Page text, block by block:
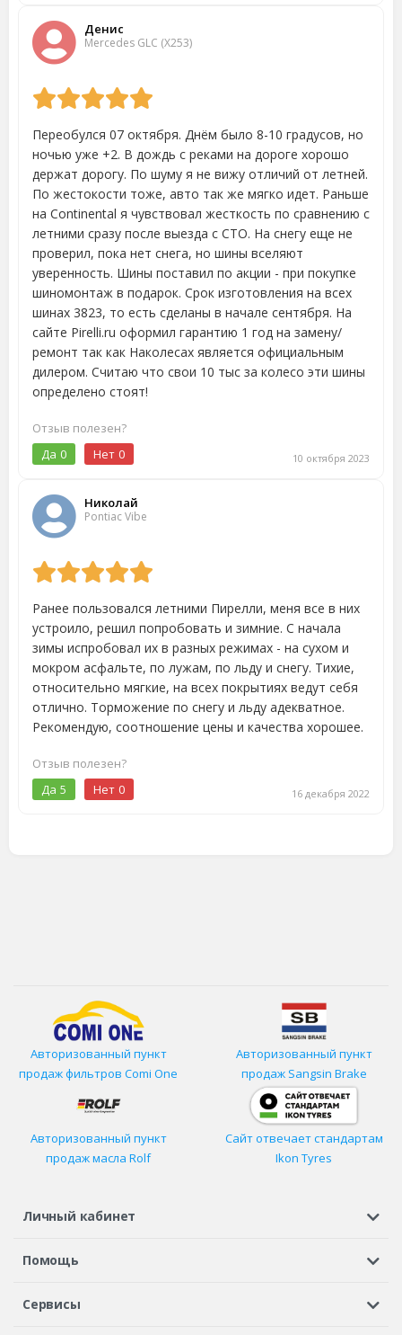
Денис
Mercedes GLC (X253)
10 октября 2023
Переобулся 07 октября. Днём было 8-10 градусов, но
ночью уже +2. В дождь с реками на дороге хорошо
держат дорогу. По шуму я не вижу отличий от летней.
По жестокости тоже, авто так же мягко идет. Раньше
на Continental я чувствовал жесткость по сравнению с
летними сразу после выезда с СТО. На снегу еще не
проверил, пока нет снега, но шины вселяют
уверенность. Шины поставил по акции - при покупке
шиномонтаж в подарок. Срок изготовления на всех
шинах 3823, то есть сделаны в начале сентября. На
сайте Pirelli.ru оформил гарантию 1 год на замену/
ремонт так как Наколесах является официальным
дилером. Считаю что свои 10 тыс за колесо эти шины
определено стоят!
Отзыв полезен?
Да 0 Нет 0
Николай
Pontiac Vibe
16 декабря 2022
Ранее пользовался летними Пирелли, меня все в них
устроило, решил попробовать и зимние. С начала
зимы испробовал их в разных режимах - на сухом и
мокром асфальте, по лужам, по льду и снегу. Тихие,
относительно мягкие, на всех покрытиях ведут себя
отлично. Торможение по снегу и льду адекватное.
Рекомендую, соотношение цены и качества хорошее.
Отзыв полезен?
Да 5 Нет 0
Авторизованный пункт
продаж фильтров Comi One
Авторизованный пункт
продаж Sangsin Brake
Авторизованный пункт
продаж масла Rolf
Сайт отвечает стандартам
Ikon Tyres
Личный кабинет
Регистрация или вход
Помощь
Шины в кредит
Сервисы